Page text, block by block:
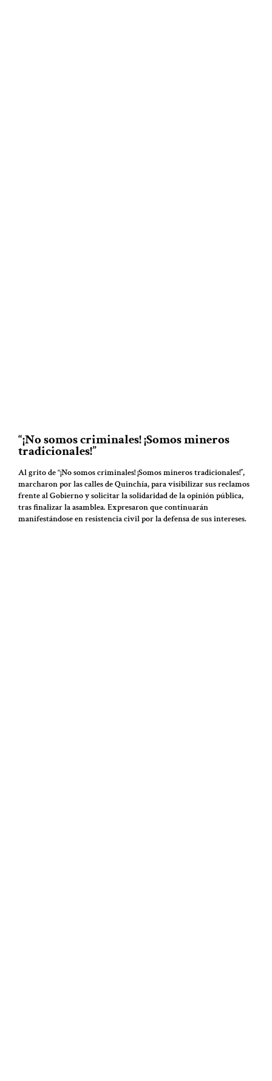
“¡No somos criminales! ¡Somos mineros
tradicionales!”
Al grito de “¡No somos criminales! ¡Somos mineros tradicionales!”,
marcharon por las calles de Quinchía, para visibilizar sus reclamos
frente al Gobierno y solicitar la solidaridad de la opinión pública,
tras finalizar la asamblea. Expresaron que continuarán
manifestándose en resistencia civil por la defensa de sus intereses.